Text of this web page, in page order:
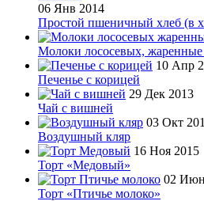
06 Янв 2014
Простой пшеничный хлеб (в
Молоки лососевых, жаренные
10 Апр
Печенье с корицей
29 Дек 2013
Чай с вишней
03 Окт
Воздушный кляр
16 Ноя 2015
Торт «Медовый»
02
Торт «Птичье молоко»